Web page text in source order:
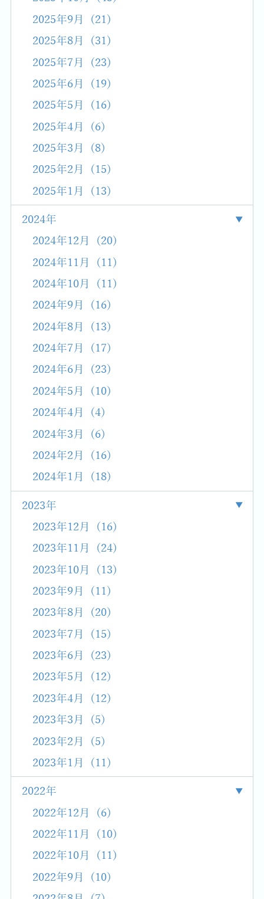
2025年9月 (21)
2025年8月 (31)
2025年7月 (23)
2025年6月 (19)
2025年5月 (16)
2025年4月 (6)
2025年3月 (8)
2025年2月 (15)
2025年1月 (13)
2024年
2024年12月 (20)
2024年11月 (11)
2024年10月 (11)
2024年9月 (16)
2024年8月 (13)
2024年7月 (17)
2024年6月 (23)
2024年5月 (10)
2024年4月 (4)
2024年3月 (6)
2024年2月 (16)
2024年1月 (18)
2023年
2023年12月 (16)
2023年11月 (24)
2023年10月 (13)
2023年9月 (11)
2023年8月 (20)
2023年7月 (15)
2023年6月 (23)
2023年5月 (12)
2023年4月 (12)
2023年3月 (5)
2023年2月 (5)
2023年1月 (11)
2022年
2022年12月 (6)
2022年11月 (10)
2022年10月 (11)
2022年9月 (10)